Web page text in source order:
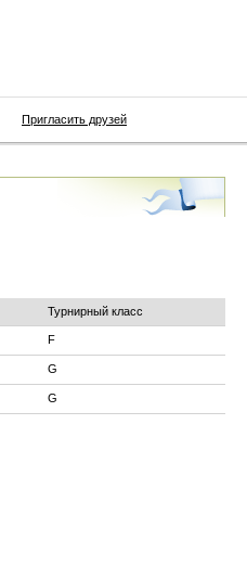
Пригласить друзей
Турнирный класс
F
G
G